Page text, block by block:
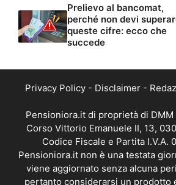
Prelievo al bancomat,
perché non devi
queste cifre: ecco che
succede
Privacy Policy - Disclaimer -
Pensioniora.it di proprietà di DMM
Corso Vittorio Emanuele II, 13,
Codice Fiscale e Partita I.V.A.
Pensioniora.it non è una testata
viene aggiornato senza alcuna
pertanto considerarsi un prodotto